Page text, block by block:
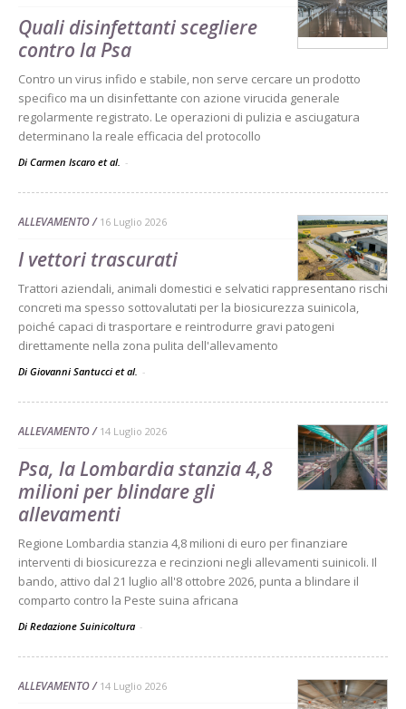
Quali disinfettanti scegliere
contro la Psa
Contro un virus infido e stabile, non serve cercare un prodotto
specifico ma un disinfettante con azione virucida generale
regolarmente registrato. Le operazioni di pulizia e asciugatura
determinano la reale efficacia del protocollo
Di Carmen Iscaro et al. -
ALLEVAMENTO 16 Luglio 2026
I vettori trascurati
Trattori aziendali, animali domestici e selvatici rappresentano rischi
concreti ma spesso sottovalutati per la biosicurezza suinicola,
poiché capaci di trasportare e reintrodurre gravi patogeni
direttamente nella zona pulita dell'allevamento
Di Giovanni Santucci et al. -
ALLEVAMENTO 14 Luglio 2026
Psa, la Lombardia stanzia 4,8
milioni per blindare gli
allevamenti
Regione Lombardia stanzia 4,8 milioni di euro per finanziare
interventi di biosicurezza e recinzioni negli allevamenti suinicoli. Il
bando, attivo dal 21 luglio all'8 ottobre 2026, punta a blindare il
comparto contro la Peste suina africana
Di Redazione Suinicoltura -
ALLEVAMENTO 14 Luglio 2026